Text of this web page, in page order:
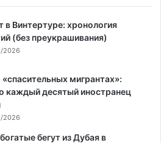
в Винтертуре: хронология
(без преукрашивания)
2026
мигрантах»:
каждый десятый иностранец
2026
бегут из Дубая в